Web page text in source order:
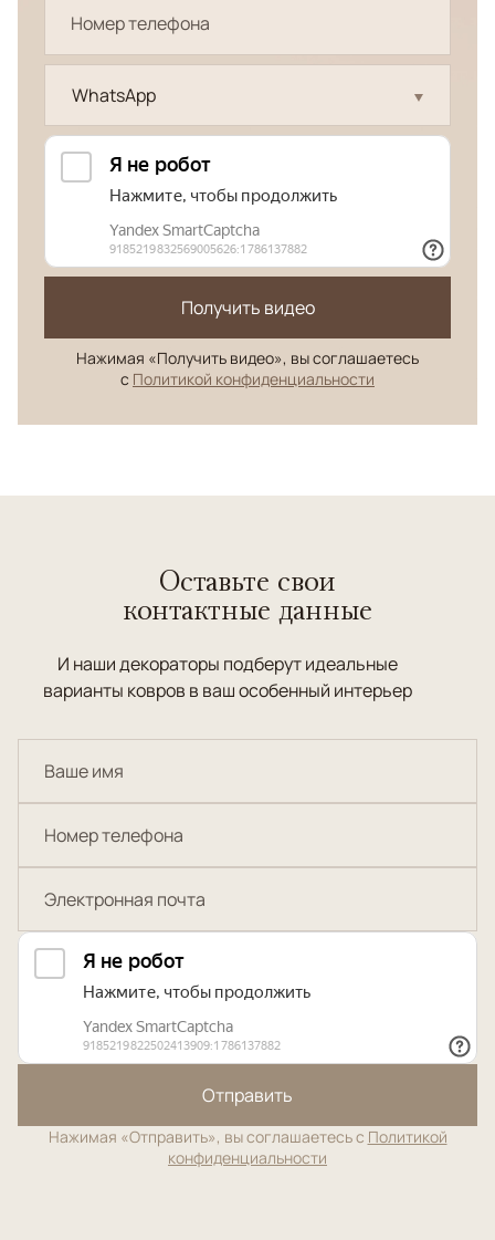
WhatsApp
Получить видео
Нажимая «Получить видео», вы соглашаетесь
с Политикой конфиденциальности
Оставьте свои
контактные данные
И наши декораторы подберут идеальные
варианты ковров в ваш особенный интерьер
Отправить
Нажимая «Отправить», вы соглашаетесь с Политикой
конфиденциальности